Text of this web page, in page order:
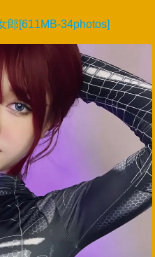
郎[611MB-34photos]